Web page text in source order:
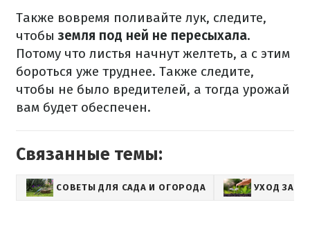
Также вовремя поливайте лук, следите,
чтобы земля под ней не пересыхала.
Потому что листья начнут желтеть, а с этим
бороться уже труднее. Также следите,
чтобы не было вредителей, а тогда урожай
вам будет обеспечен.
Связанные темы:
СОВЕТЫ ДЛЯ САДА И ОГОРОДА УХОД ЗА